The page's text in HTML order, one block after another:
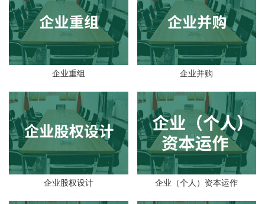
企业重组 企业并购
企业股权设计 企业（个人）资本运作